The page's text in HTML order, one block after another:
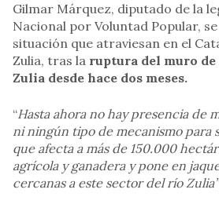
Gilmar Márquez, diputado de la
Nacional por Voluntad Popular,
situación que atraviesan en el
Zulia, tras la ruptura del muro
Zulia desde hace dos meses.
“Hasta ahora no hay presencia de
ni ningún tipo de mecanismo para
que afecta a más de 150.000
agrícola y ganadera y pone en
cercanas a este sector del río Zulia”